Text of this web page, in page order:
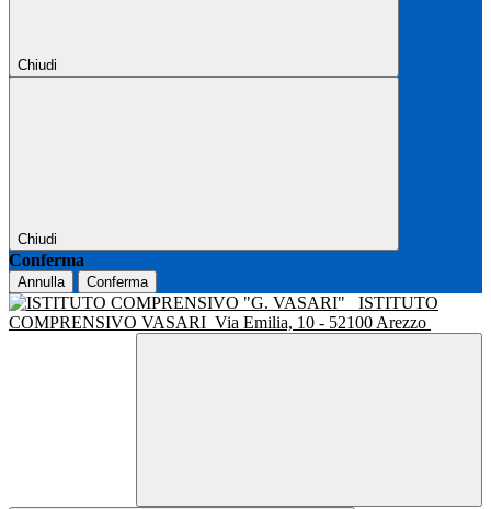
Chiudi
Chiudi
Conferma
Annulla Conferma
ISTITUTO
COMPRENSIVO VASARI Via Emilia, 10 - 52100 Arezzo